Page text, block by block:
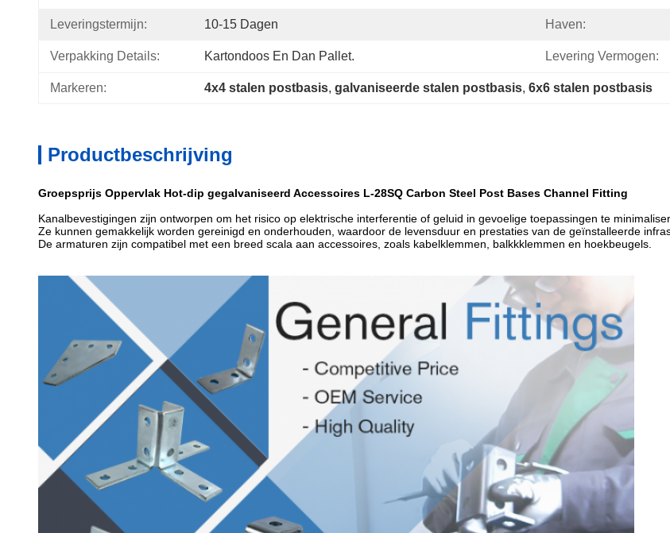
Leveringstermijn: 10-15 Dagen Haven:
Verpakking Details: Kartondoos En Dan Pallet. Levering Vermogen:
Markeren: 4x4 stalen postbasis, galvaniseerde stalen postbasis, 6x6 stalen postbasis
Productbeschrijving
Groepsprijs Oppervlak Hot-dip gegalvaniseerd Accessoires L-28SQ Carbon Steel Post Bases Channel Fitting
Kanalbevestigingen zijn ontworpen om het risico op elektrische interferentie of geluid in gevoelige toepassingen te
Ze kunnen gemakkelijk worden gereinigd en onderhouden, waardoor de levensduur en prestaties van de geïnstalleerde
De armaturen zijn compatibel met een breed scala aan accessoires, zoals kabelklemmen, balkkklemmen en hoekbeugels.